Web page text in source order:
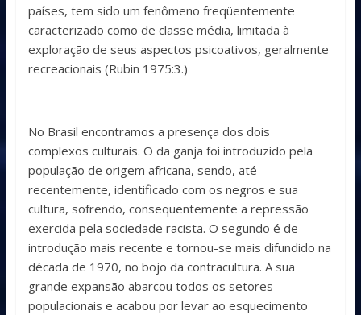
países, tem sido um fenômeno freqüentemente
caracterizado como de classe média, limitada à
exploração de seus aspectos psicoativos, geralmente
recreacionais (Rubin 1975:3.)
No Brasil encontramos a presença dos dois
complexos culturais. O da ganja foi introduzido pela
população de origem africana, sendo, até
recentemente, identificado com os negros e sua
cultura, sofrendo, consequentemente a repressão
exercida pela sociedade racista. O segundo é de
introdução mais recente e tornou-se mais difundido na
década de 1970, no bojo da contracultura. A sua
grande expansão abarcou todos os setores
populacionais e acabou por levar ao esquecimento